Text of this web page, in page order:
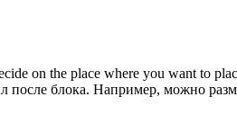
on the place where you want to
после блока. Например, можно